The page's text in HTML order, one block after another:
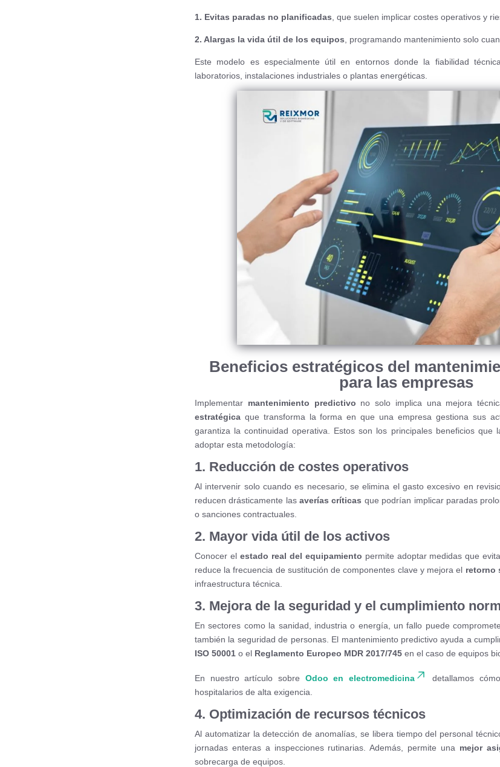
1. Evitas paradas no planificadas , que suelen implicar costes operativos y
2. Alargas la vida útil de los equipos , programando mantenimiento solo
Este modelo es especialmente útil en entornos donde la fiabilidad
laboratorios, instalaciones industriales o plantas energéticas.
Beneficios estratégicos del
para las empresas
Implementar mantenimiento predictivo no solo implica una mejora
estratégica que transforma la forma en que una empresa gestiona sus
garantiza la continuidad operativa. Estos son los principales beneficios que
adoptar esta metodología:
1. Reducción de costes operativos
Al intervenir solo cuando es necesario, se elimina el gasto excesivo en
reducen drásticamente lasaverías críticas que podrían implicar paradas
o sanciones contractuales.
2. Mayor vida útil de los activos
Conocer el estado real del equipamiento permite adoptar medidas que
reduce la frecuencia de sustitución de componentes clave y mejora el retorno
infraestructura técnica.
3. Mejora de la seguridad y el cumplimiento
En sectores como la sanidad, industria o energía, un fallo puede
también la seguridad de personas. El mantenimiento predictivo ayuda a
ISO 50001 o el Reglamento Europeo MDR 2017/745 en el caso de equipos
En nuestro artículo sobre Odoo en electromedicina
detallamos
hospitalarios de alta exigencia.
4. Optimización de recursos técnicos
Al automatizar la detección de anomalías, se libera tiempo del personal
jornadas enteras a inspecciones rutinarias. Además, permite una mejor
sobrecarga de equipos.